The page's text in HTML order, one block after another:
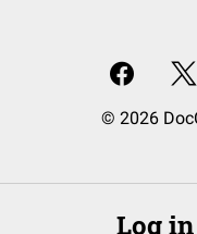
© 2026
Log